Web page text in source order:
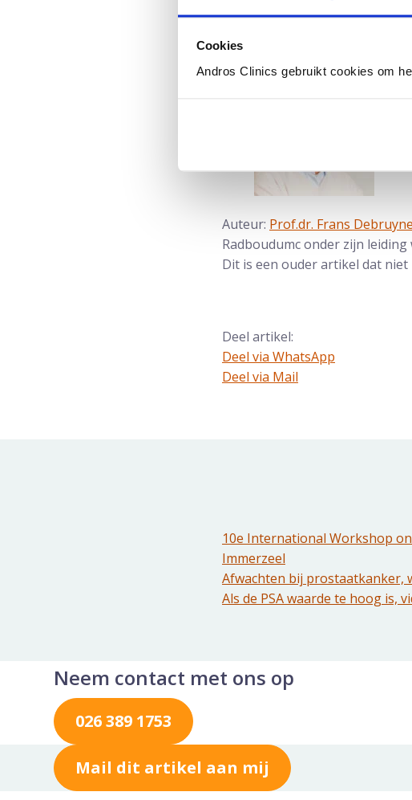
Cookies
Andros Clinics gebruikt cookies om
Auteur: Prof.dr. Frans Debruyne
Radboudumc onder zijn
Dit is een ouder artikel dat
Deel artikel:
Deel via WhatsApp
Deel dit via Whatsapp
Deel via Mail
10e International Workshop
Immerzeel
Afwachten bij prostaatkanker,
Als de PSA waarde te hoog is,
Neem contact met ons op
026 389 1753
Mail dit artikel aan mij